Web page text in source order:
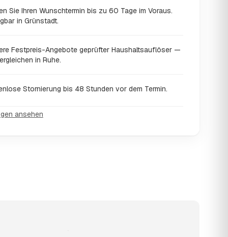
Sie Ihren Wunschtermin bis zu 60 Tage im Voraus.
in Grünstadt.
Festpreis-Angebote geprüfter Haushaltsauflöser —
in Ruhe.
Stornierung bis 48 Stunden vor dem Termin.
ansehen